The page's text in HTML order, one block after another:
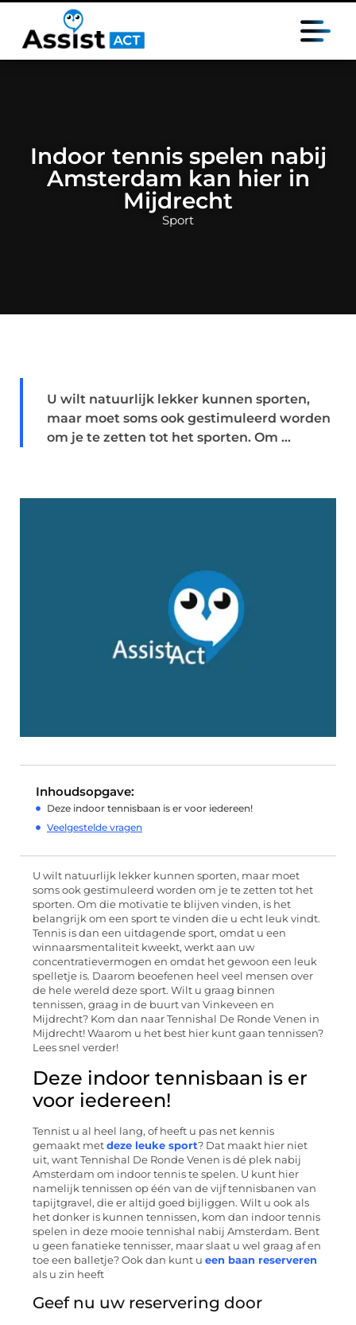
Indoor tennis spelen nabij
Amsterdam kan hier in
Mijdrecht
Sport
U wilt natuurlijk lekker kunnen sporten,
maar moet soms ook gestimuleerd worden
om je te zetten tot het sporten. Om ...
Inhoudsopgave:
Deze indoor tennisbaan is er voor iedereen!
Veelgestelde vragen
U wilt natuurlijk lekker kunnen sporten, maar moet
soms ook gestimuleerd worden om je te zetten tot het
sporten. Om die motivatie te blijven vinden, is het
belangrijk om een sport te vinden die u echt leuk vindt.
Tennis is dan een uitdagende sport, omdat u een
winnaarsmentaliteit kweekt, werkt aan uw
concentratievermogen en omdat het gewoon een leuk
spelletje is. Daarom beoefenen heel veel mensen over
de hele wereld deze sport. Wilt u graag binnen
tennissen, graag in de buurt van Vinkeveen en
Mijdrecht? Kom dan naar Tennishal De Ronde Venen in
Mijdrecht! Waarom u het best hier kunt gaan tennissen?
Lees snel verder!
Deze indoor tennisbaan is er
voor iedereen!
Tennist u al heel lang, of heeft u pas net kennis
gemaakt met deze leuke sport? Dat maakt hier niet
uit, want Tennishal De Ronde Venen is dé plek nabij
Amsterdam om indoor tennis te spelen. U kunt hier
namelijk tennissen op één van de vijf tennisbanen van
tapijtgravel, die er altijd goed bijliggen. Wilt u ook als
het donker is kunnen tennissen, kom dan indoor tennis
spelen in deze mooie tennishal nabij Amsterdam. Bent
u geen fanatieke tennisser, maar slaat u wel graag af en
toe een balletje? Ook dan kunt u een baan reserveren
als u zin heeft
Geef nu uw reservering door